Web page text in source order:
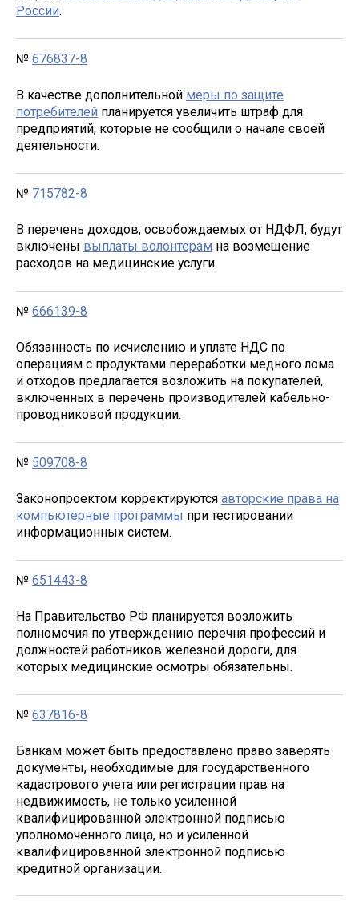
России.
№ 676837-8
В качестве дополнительной меры по защите
потребителей планируется увеличить штраф для
предприятий, которые не сообщили о начале своей
деятельности.
№ 715782-8
В перечень доходов, освобождаемых от НДФЛ, будут
включены выплаты волонтерам на возмещение
расходов на медицинские услуги.
№ 666139-8
Обязанность по исчислению и уплате НДС по
операциям с продуктами переработки медного лома
и отходов предлагается возложить на покупателей,
включенных в перечень производителей кабельно-
проводниковой продукции.
№ 509708-8
Законопроектом корректируются авторские права на
компьютерные программы при тестировании
информационных систем.
№ 651443-8
На Правительство РФ планируется возложить
полномочия по утверждению перечня профессий и
должностей работников железной дороги, для
которых медицинские осмотры обязательны.
№ 637816-8
Банкам может быть предоставлено право заверять
документы, необходимые для государственного
кадастрового учета или регистрации прав на
недвижимость, не только усиленной
квалифицированной электронной подписью
уполномоченного лица, но и усиленной
квалифицированной электронной подписью
кредитной организации.